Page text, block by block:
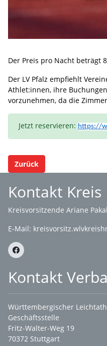
Der Preis pro Nacht beträgt
Der LV Pfalz empfiehlt
Athlet:innen, ihre
vorzunehmen, da die
Jetzt reservieren: https://
Zurück
Kontakt Kreis
Kreisvorsitzende Ariane
E-Mail:
Kontakt
Württembergischer
Geschäftsstelle
Fritz-Walter-Weg 19
70372 Stuttgart